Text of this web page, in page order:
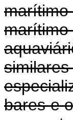
bares e